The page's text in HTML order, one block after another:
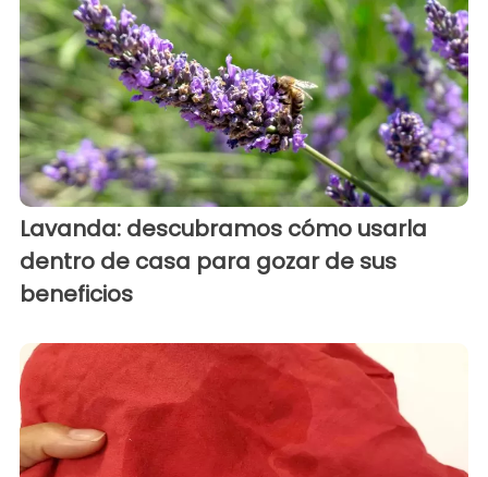
Lavanda: descubramos cómo usarla
dentro de casa para gozar de sus
beneficios